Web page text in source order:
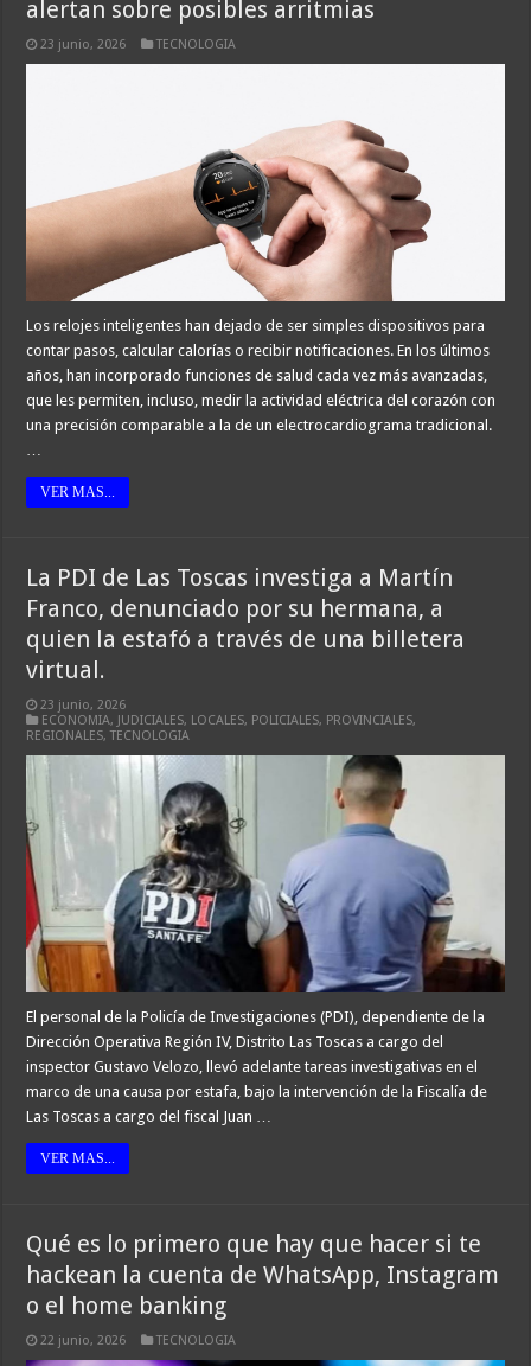
alertan sobre posibles arritmias
23 junio, 2026 TECNOLOGIA
Los relojes inteligentes han dejado de ser simples dispositivos para
contar pasos, calcular calorías o recibir notificaciones. En los últimos
años, han incorporado funciones de salud cada vez más avanzadas,
que les permiten, incluso, medir la actividad eléctrica del corazón con
una precisión comparable a la de un electrocardiograma tradicional.
VER MAS...
La PDI de Las Toscas investiga a Martín
Franco, denunciado por su hermana, a
quien la estafó a través de una billetera
virtual.
23 junio, 2026
ECONOMIA, JUDICIALES, LOCALES, POLICIALES, PROVINCIALES,
REGIONALES,TECNOLOGIA
El personal de la Policía de Investigaciones (PDI), dependiente de la
Dirección Operativa Región IV, Distrito Las Toscas a cargo del
inspector Gustavo Velozo, llevó adelante tareas investigativas en el
marco de una causa por estafa, bajo la intervención de la Fiscalía de
Las Toscas a cargo del fiscal Juan …
VER MAS...
Qué es lo primero que hay que hacer si te
hackean la cuenta de WhatsApp, Instagram
o el home banking
22 junio, 2026 TECNOLOGIA